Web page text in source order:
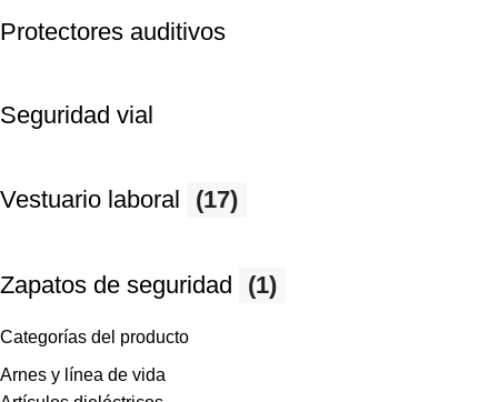
Protectores auditivos
Seguridad vial
Vestuario laboral (17)
Zapatos de seguridad (1)
Categorías del producto
Arnes y línea de vida